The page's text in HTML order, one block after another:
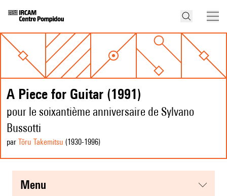
A Piece for Guitar (1991)
pour le soixantième anniversaire de Sylvano
Bussotti
par Tōru Takemitsu (1930-1996)
menu